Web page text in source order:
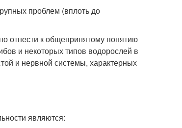
проблем (вплоть до
отнести к общепринятому понятию
и некоторых типов водорослей в
и нервной системы, характерных
являются: